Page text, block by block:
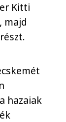
Kitti
majd
hazaiak